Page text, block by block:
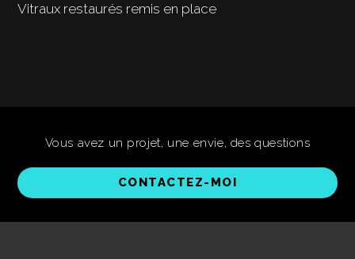
Vitraux restaurés remis en place
Vous avez un projet, une envie, des questions
CONTACTEZ-MOI